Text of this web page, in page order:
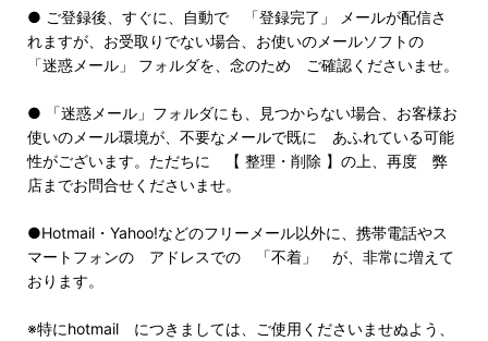
● ご登録後、すぐに、自動で 「登録完了」 メールが配信さ
れますが、お受取りでない場合、お使いのメールソフトの
「迷惑メール」 フォルダを、念のため ご確認くださいませ。
● 「迷惑メール」フォルダにも、見つからない場合、お客様お
使いのメール環境が、不要なメールで既に あふれている可能
性がございます。ただちに 【 整理・削除 】の上、再度 弊
店までお問合せくださいませ。
●Hotmail・Yahoo!などのフリーメール以外に、携帯電話やス
マートフォンの アドレスでの 「不着」 が、非常に増えて
おります。
※特にhotmail につきましては、ご使用くださいませぬよう、